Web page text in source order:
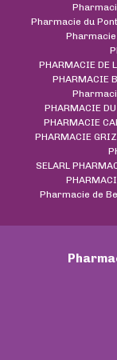
Pharmacie du
Pharmacie
PHARMACIE DE
PHARMACIE
PHARMACIE
PHARMACIE
PHARMACIE
SELARL
Pharmacie de